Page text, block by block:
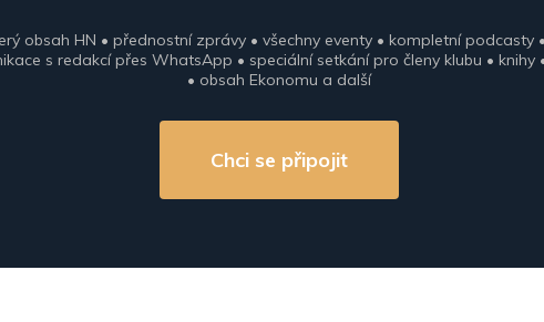
obsah HN • přednostní zprávy • všechny eventy • kompletní podcasty
s redakcí přes WhatsApp • speciální setkání pro členy klubu • knihy
• obsah Ekonomu a další
Chci se připojit